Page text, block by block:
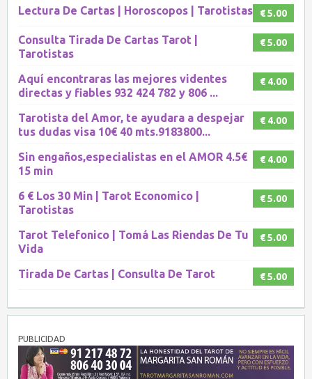
€ 5.00
Lectura De Cartas | Horoscopos | Tarotistas
€ 5.00
Consulta Tirada De Cartas Tarot |
Tarotistas
€ 4.00
Aquí encontraras las mejores videntes
directas y fiables 932 424 782 y 806 ...
€ 4.00
Tarotista del Amor, te ayudara a despejar
tus dudas visa 10€ 40 mts.9183800...
€ 4.00
Sin engaños,especialistas en el AMOR 4.5€
15 min
€ 5.00
6 € Los 30 Min | Tarot Economico |
Tarotistas
€ 5.00
Tarot Telefonico | Tomá Las Riendas De Tu
Vida
€ 5.00
Tirada De Cartas | Consulta De Tarot
PUBLICIDAD